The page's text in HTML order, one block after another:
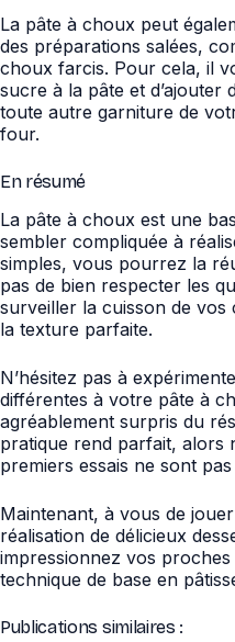
La pâte à choux peut
des préparations salées,
choux farcis. Pour cela, il
sucre à la pâte et
toute autre garniture de
four.
En résumé
La pâte à choux est une
sembler compliquée à
simples, vous pourrez la
pas de bien respecter les
surveiller la cuisson de
la texture parfaite.
N’hésitez pas à
différentes à votre pâte à
agréablement surpris du
pratique rend parfait, alors
premiers essais ne sont
Maintenant, à vous de
réalisation de délicieux
impressionnez vos
technique de base en
Publications similaires :